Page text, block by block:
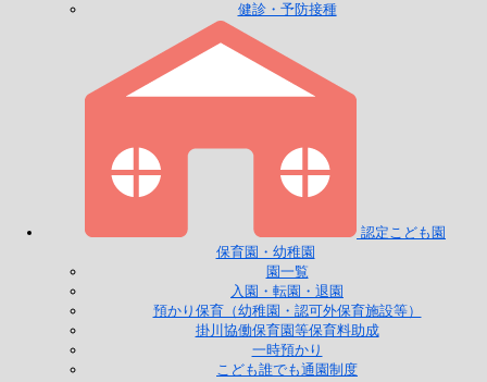
健診・予防接種
認定こども園
保育園・幼稚園
園一覧
入園・転園・退園
預かり保育（幼稚園・認可外保育施設等）
掛川協働保育園等保育料助成
一時預かり
こども誰でも通園制度